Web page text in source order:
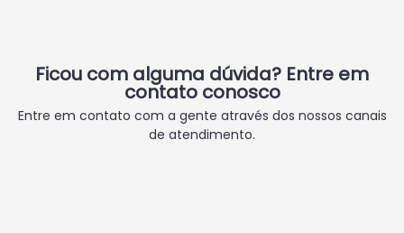
Ficou com alguma dúvida? Entre em
contato conosco
Entre em contato com a gente através dos nossos canais
de atendimento.